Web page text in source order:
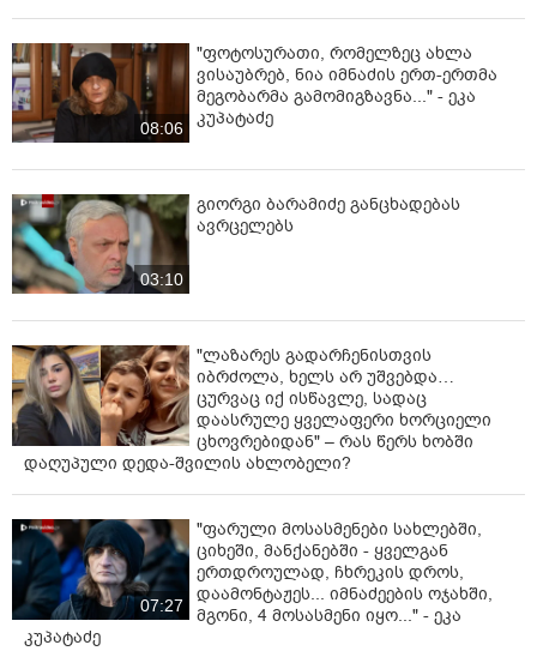
08:06
"ფოტოსურათი, რომელზეც ახლა
ვისაუბრებ, ნია იმნაძის ერთ-ერთმა
მეგობარმა გამომიგზავნა..." - ეკა
კუპატაძე
03:10
გიორგი ბარამიძე განცხადებას
ავრცელებს
"ლაზარეს გადარჩენისთვის
იბრძოლა, ხელს არ უშვებდა…
ცურვაც იქ ისწავლე, სადაც
დაასრულე ყველაფერი ხორციელი
ცხოვრებიდან" – რას წერს ხობში
დაღუპული დედა-შვილის ახლობელი?
07:27
"ფარული მოსასმენები სახლებში,
ციხეში, მანქანებში - ყველგან
ერთდროულად, ჩხრეკის დროს,
დაამონტაჟეს... იმნაძეების ოჯახში,
მგონი, 4 მოსასმენი იყო..." - ეკა
კუპატაძე